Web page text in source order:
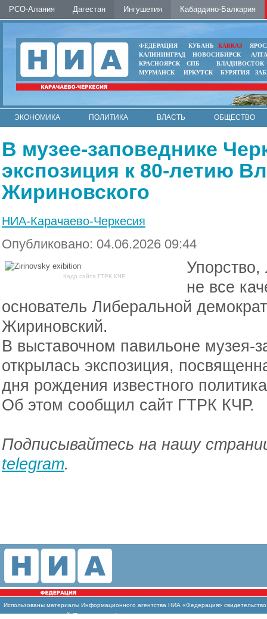
РСО-Алания Дагестан Ингушетия Кабардино-Балкария
ФЕДЕРАЦИЯ КУБАНЬ КАВКАЗ
КАЛИНИНГРАД
НОВОСИБИРСК
КРАСНОЯРСК
СПБ
ВЛАДИВОСТОК
МУРМАНСК
ИРКУТСК БУРЯТИЯ
ЭКОНОМИКА ПОЛИТИКА ВЛАСТЬ
ОБЩЕСТВО
В музее-заповеднике
экспозиция к 80-летию
Жириновского
НИА-Карачаево-Черкесия
Опубликовано: 04.06.2026 09:44
Кадр сайта ГТРК КЧР
не все
основатель Либеральной
Жириновский.
В выставочном павильоне музея-
открылась экспозиция,
дня рождения известного
Об этом сообщил сайт ГТРК КЧР.
Подписывайтесь на нашу
telegram.
Использованы материалы Информационного агентства НИА «Федерация»
массовых коммуникаций (Роскомнадзор)